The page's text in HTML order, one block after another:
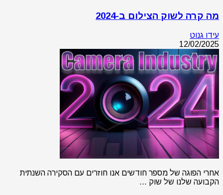
מה קרה לשוק הצילום ב-2024
עידו גנוט
12/02/2025
אחרי הפוגה של מספר חודשים אנו חוזרים עם הסקירה השנתית
הקבועה שלנו של שוק …